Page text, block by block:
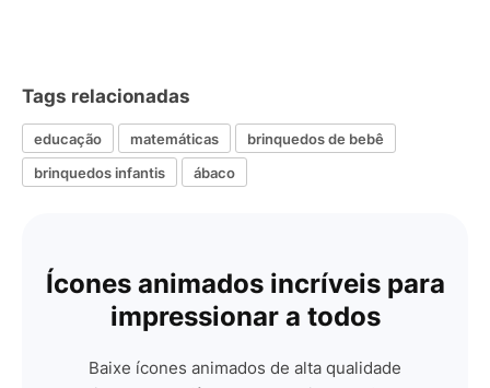
Tags relacionadas
educação matemáticas
brinquedos de bebê
brinquedos infantis
ábaco
Ícones animados incríveis para
impressionar a todos
Baixe ícones animados de alta qualidade